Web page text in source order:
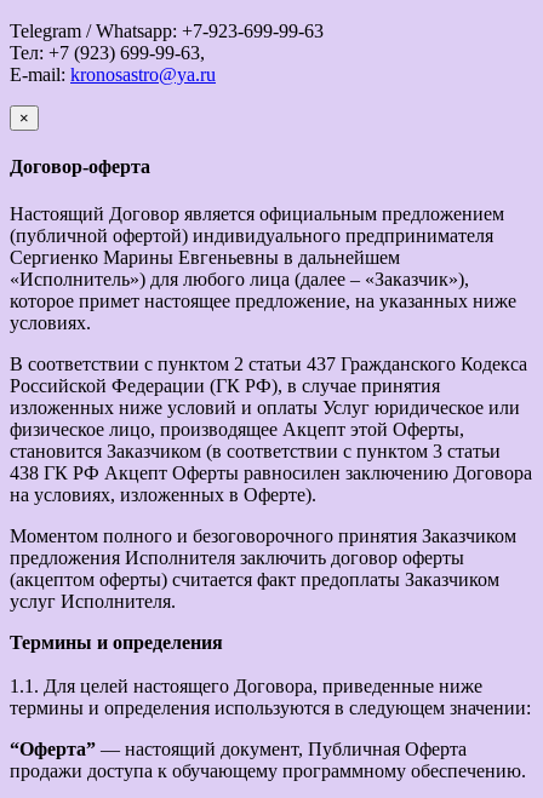
Telegram / Whatsapp: +7-923-699-99-63
Тел: +7 (923) 699-99-63,
E-mail: kronosastro@ya.ru
×
закрыть
Договор-оферта
Настоящий Договор является официальным предложением
(публичной офертой) индивидуального предпринимателя
Сергиенко Марины Евгеньевны в дальнейшем
«Исполнитель») для любого лица (далее – «Заказчик»),
которое примет настоящее предложение, на указанных ниже
условиях.
В соответствии с пунктом 2 статьи 437 Гражданского Кодекса
Российской Федерации (ГК РФ), в случае принятия
изложенных ниже условий и оплаты Услуг юридическое или
физическое лицо, производящее Акцепт этой Оферты,
становится Заказчиком (в соответствии с пунктом 3 статьи
438 ГК РФ Акцепт Оферты равносилен заключению Договора
на условиях, изложенных в Оферте).
Моментом полного и безоговорочного принятия Заказчиком
предложения Исполнителя заключить договор оферты
(акцептом оферты) считается факт предоплаты Заказчиком
услуг Исполнителя.
Термины и определения
1.1. Для целей настоящего Договора, приведенные ниже
термины и определения используются в следующем значении:
“Оферта” — настоящий документ, Публичная Оферта
продажи доступа к обучающему программному обеспечению.